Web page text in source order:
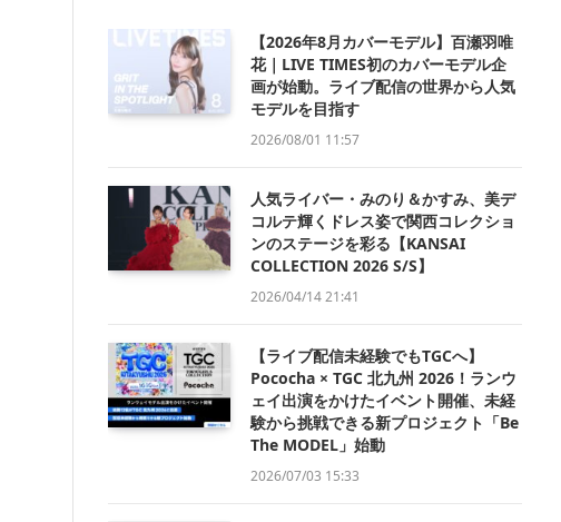
【2026年8月カバーモデル】百瀬羽唯
花｜LIVE TIMES初のカバーモデル企
画が始動。ライブ配信の世界から人気
モデルを目指す
2026/08/01 11:57
人気ライバー・みのり＆かすみ、美デ
コルテ輝くドレス姿で関西コレクショ
ンのステージを彩る【KANSAI
COLLECTION 2026 S/S】
2026/04/14 21:41
【ライブ配信未経験でもTGCへ】
Pococha × TGC 北九州 2026！ランウ
ェイ出演をかけたイベント開催、未経
験から挑戦できる新プロジェクト「Be
The MODEL」始動
2026/07/03 15:33